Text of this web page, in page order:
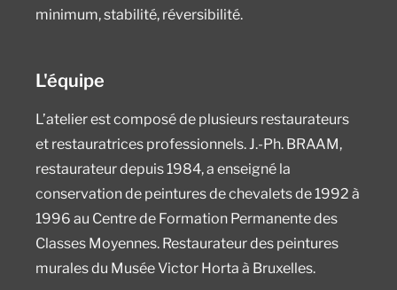
minimum,stabilité, réversibilité.
L'équipe
L’atelier est composé de plusieurs restaurateurs
et restauratrices professionnels. J.-Ph. BRAAM,
restaurateur depuis 1984, a enseigné la
conservation de peintures de chevalets de 1992 à
1996 au Centre de Formation Permanente des
Classes Moyennes. Restaurateur des peintures
murales du Musée Victor Horta à Bruxelles.